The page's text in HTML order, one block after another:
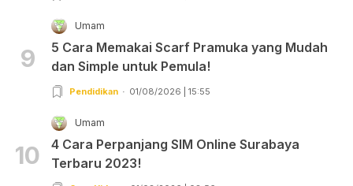
9
Umam
5 Cara Memakai Scarf Pramuka yang Mudah
dan Simple untuk Pemula!
Pendidikan 01/08/2026 | 15:55
10
Umam
4 Cara Perpanjang SIM Online Surabaya
Terbaru 2023!